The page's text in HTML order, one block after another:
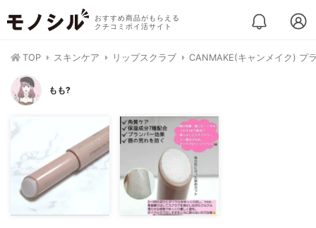
おすすめ商品がもらえる
クチコミポイ活サイト
TOP スキンケア リップスクラブ CANMAKE(キャンメイク) プ
もも?